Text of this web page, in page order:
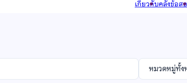
เกี่ยวกับคลังข้อส